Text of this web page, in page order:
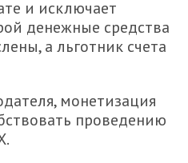
и исключает
денежные средства
а льготник счета
монетизация
проведению